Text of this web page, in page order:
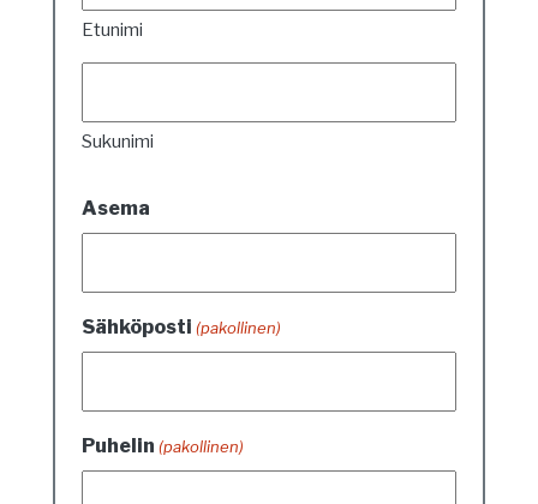
Etunimi
Sukunimi
Asema
Sähköposti (pakollinen)
Puhelin (pakollinen)